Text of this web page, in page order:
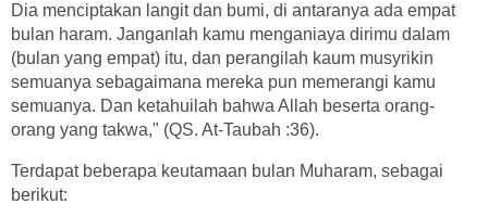
Dia menciptakan langit dan bumi, di antaranya ada empat
bulan haram. Janganlah kamu menganiaya dirimu dalam
(bulan yang empat) itu, dan perangilah kaum musyrikin
semuanya sebagaimana mereka pun memerangi kamu
semuanya. Dan ketahuilah bahwa Allah beserta orang-
orang yang takwa," (QS. At-Taubah :36).
Terdapat beberapa keutamaan bulan Muharam, sebagai
berikut: